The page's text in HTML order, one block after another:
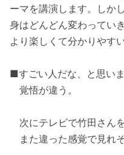
ーマを講演します。しか
身はどんどん変わってい
より楽しくて分かりやす
■すごい人だな、と思いま
覚悟が違う。
次にテレビで竹田さんを
また違った感覚で見れそ